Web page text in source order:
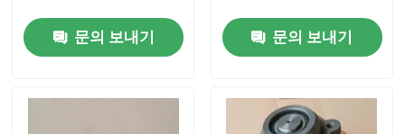
품질 관리
저희와 연락
문의 보내기 문의 보내기